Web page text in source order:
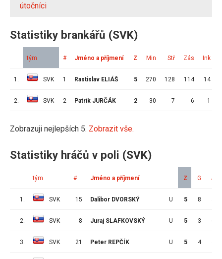
útočníci
Statistiky brankářů (SVK)
tým # Jméno a příjmení Z Min Stř Zás Ink
1. SVK 1 Rastislav ELIÁŠ 5 270 128 114 14
2. SVK 2 Patrik JURČÁK 2 30 7 6 1
Zobrazuji nejlepších 5. Zobrazit vše.
Statistiky hráčů v poli (SVK)
tým # Jméno a příjmení Z G A
1. SVK 15 Dalibor DVORSKÝ U 5 8
2. SVK 8 Juraj SLAFKOVSKÝ U 5 3 6
3. SVK 21 Peter REPČÍK U 5 4